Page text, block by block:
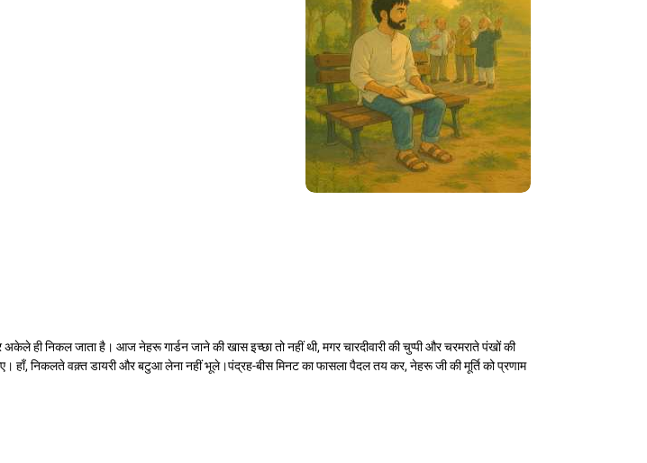
ही निकल जाता है। आज नेहरू गार्डन जाने की खास इच्छा तो नहीं थी, मगर चारदीवारी की चुप्पी और चरमराते पंखों की
निकलते वक़्त डायरी और बटुआ लेना नहीं भूले।पंद्रह-बीस मिनट का फासला पैदल तय कर, नेहरू जी की मूर्ति को प्रणाम